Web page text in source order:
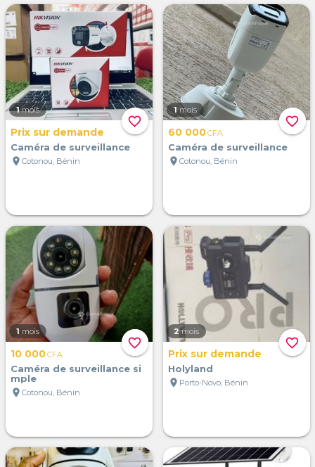
favorite_border
1 mois
Prix sur demande
Caméra de surveillance
location_on Cotonou, Bénin
favorite_border
1 mois
60 000CFA
Caméra de surveillance
location_on Cotonou, Bénin
favorite_border
1 mois
10 000CFA
Caméra de surveillance si
mple
location_on Cotonou, Bénin
favorite_border
2 mois
Prix sur demande
Holyland
location_on Porto-Novo, Bénin